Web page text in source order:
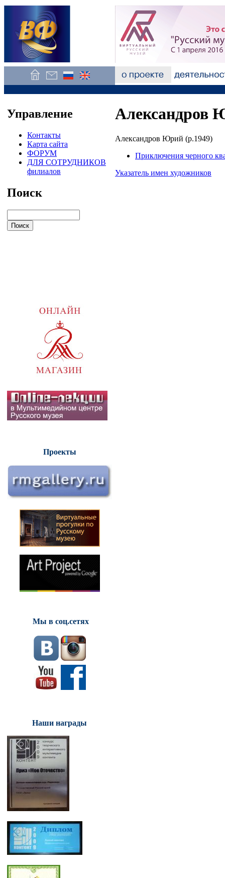
Управление
Контакты
Карта сайта
ФОРУМ
ДЛЯ СОТРУДНИКОВ
филиалов
Поиск
Проекты
Мы в соц.сетях
Наши награды
Александров
Александров Юрий (р.1949)
Приключения черного
Указатель имен художников